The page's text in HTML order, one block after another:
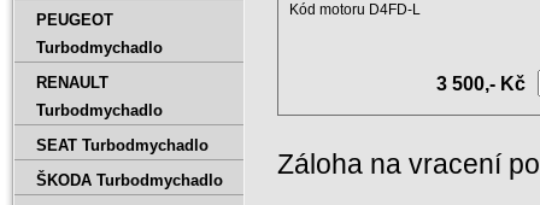
Kód motoru D4FD-L
3 500,- Kč
Záloha na vracení
PEUGEOT
Turbodmychadlo
RENAULT
Turbodmychadlo
SEAT Turbodmychadlo
ŠKODA Turbodmychadlo